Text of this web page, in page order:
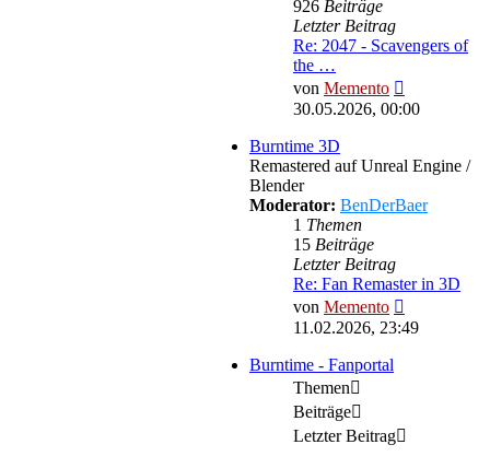
926 Beiträge
Letzter Beitrag
Re: 2047 - Scavengers of
the …
von Memento
Beitrag
30.05.2026, 00:00
Burntime 3D
Remastered auf Unreal Engine /
Blender
Moderator: BenDerBaer
1 Themen
15 Beiträge
Letzter Beitrag
Re: Fan Remaster in 3D
von Memento
Beitrag
11.02.2026, 23:49
Burntime - Fanportal
Themen
Beiträge
Letzter Beitrag